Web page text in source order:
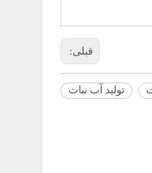
قبلی:
تولید آب نبات